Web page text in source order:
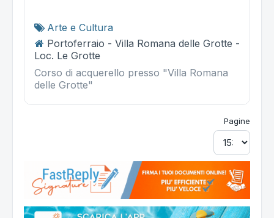
Arte e Cultura
Portoferraio - Villa Romana delle Grotte -
Loc. Le Grotte
Corso di acquerello presso "Villa Romana
delle Grotte"
Pagine